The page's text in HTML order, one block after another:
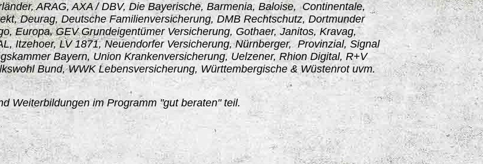
ARAG, AXA / DBV, Die Bayerische, Barmenia, Baloise, Continentale,
Deurag, Deutsche Familienversicherung, DMB Rechtschutz, Dortmunder
Europa, GEV Grundeigentümer Versicherung, Gothaer, Janitos, Kravag,
Itzehoer, LV 1871, Neuendorfer Versicherung, Nürnberger, Provinzial, Signal
Bayern, Union Krankenversicherung, Uelzener, Rhion Digital, R+V
Bund, WWK Lebensversicherung, Württembergische & Wüstenrot uvm.
Weiterbildungen im Programm "gut beraten" teil.